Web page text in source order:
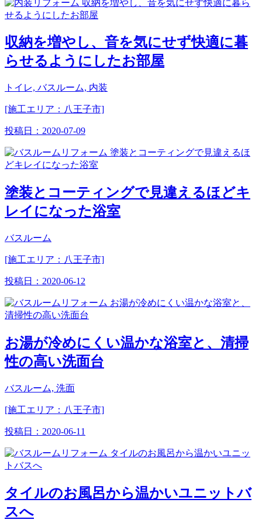
収納を増やし、音を気にせず快適に暮
らせるようにしたお部屋
トイレ, バスルーム, 内装
[施工エリア：八王子市]
投稿日： 2020-07-09
塗装とコーティングで見違えるほどキ
レイになった浴室
バスルーム
[施工エリア：八王子市]
投稿日： 2020-06-12
お湯が冷めにくい温かな浴室と、清掃
性の高い洗面台
バスルーム, 洗面
[施工エリア：八王子市]
投稿日： 2020-06-11
タイルのお風呂から温かいユニットバ
スへ